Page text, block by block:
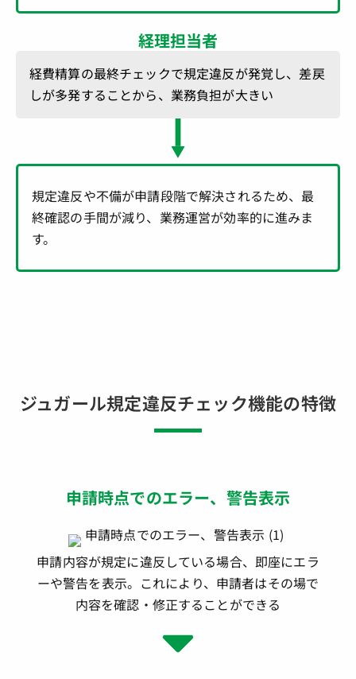
経理担当者
経費精算の最終チェックで規定違反が発覚し、差戻
しが多発することから、業務負担が大きい
規定違反や不備が申請段階で解決されるため、最
終確認の手間が減り、業務運営が効率的に進みま
す。
ジュガール規定違反チェック機能の特徴
申請時点でのエラー、警告表示
申請内容が規定に違反している場合、即座にエラ
ーや警告を表示。これにより、申請者はその場で
内容を確認・修正することができる